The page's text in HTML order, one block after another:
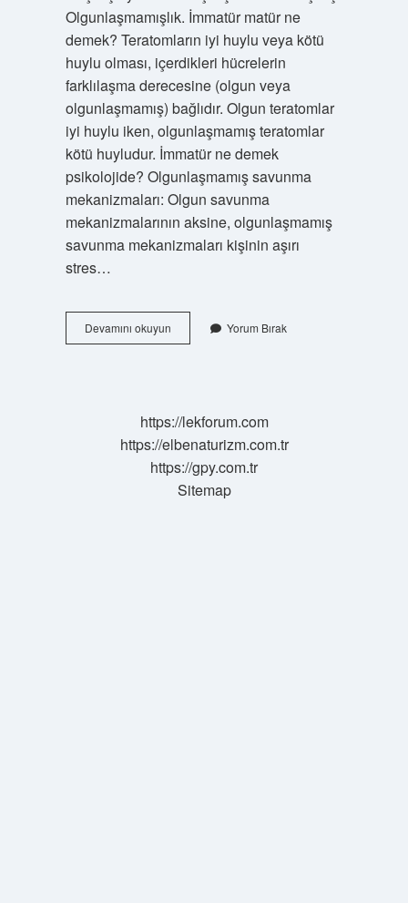
Olgunlaşmamışlık. İmmatür matür ne
demek? Teratomların iyi huylu veya kötü
huylu olması, içerdikleri hücrelerin
farklılaşma derecesine (olgun veya
olgunlaşmamış) bağlıdır. Olgun teratomlar
iyi huylu iken, olgunlaşmamış teratomlar
kötü huyludur. İmmatür ne demek
psikolojide? Olgunlaşmamış savunma
mekanizmaları: Olgun savunma
mekanizmalarının aksine, olgunlaşmamış
savunma mekanizmaları kişinin aşırı
stres…
Devamını okuyunImmature
Ne
Yorum Bırak
https://lekforum.com
https://elbenaturizm.com.tr
https://gpy.com.tr
Sitemap